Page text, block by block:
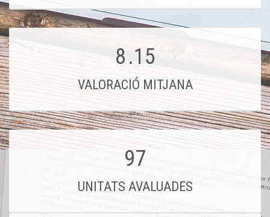
8.15
VALORACIÓ MITJANA
97
UNITATS AVALUADES